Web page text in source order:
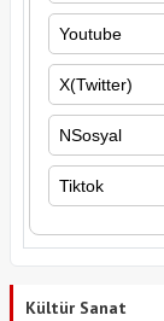
Youtube
X(Twitter)
NSosyal
Tiktok
Kültür Sanat